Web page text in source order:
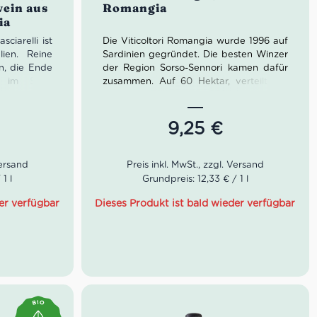
aus
ist
Reine
die Ende
im Stahl
der
Weise
Guyot-
des
d
1 l
verfügbar
Romangia
Die Viticoltori Romangia wurde 1996 auf
Sardinien gegründet. Die besten Winzer
der Region Sorso-Sennori kamen dafür
zusammen. Auf 60 Hektar, verteilt auf
Moscato, Cannonau als auch Vermentino
unweit des Golfs von Asinara.
Romangia ist eine kreative Cuvée aus
einzelnen einheimischen Rebsorten.
Edelstahltank, kam der Roccia Romangia
ausgewogen
9,25 €
Grundpreis: 12,33 € / 1 l
Dieses Produkt ist bald wieder verfügbar